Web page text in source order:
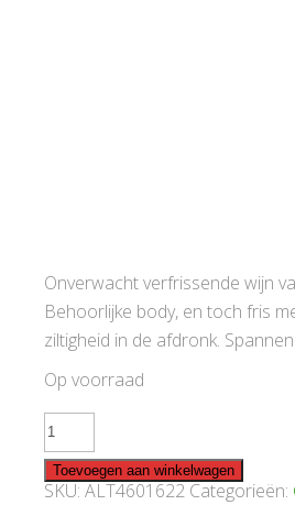
Onverwacht verfrissende wijn
Behoorlijke body, en toch fris
ziltigheid in de afdronk.
Op voorraad
Gulfi
Valcanzjria
2022
aantal
Toevoegen aan winkelwagen
SKU: ALT4601622 Categorieën: